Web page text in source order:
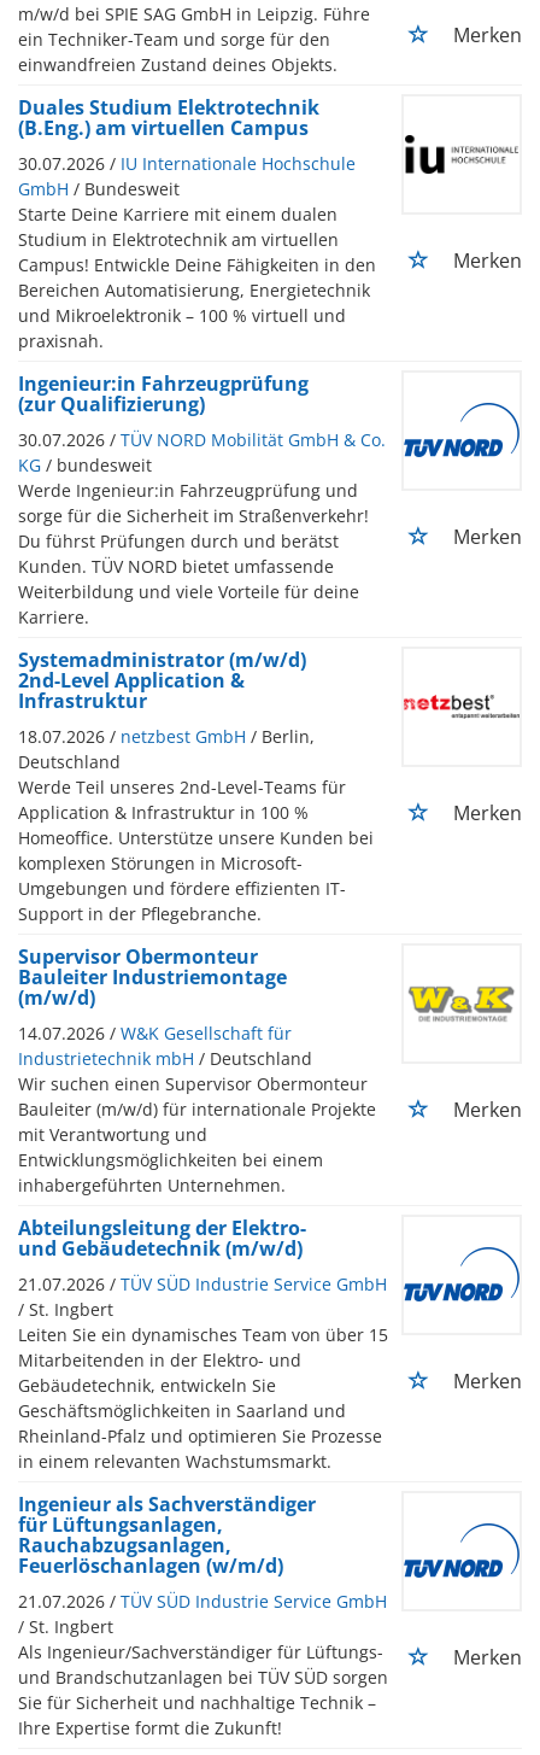
m/w/d bei SPIE SAG GmbH in Leipzig. Führe
ein Techniker-Team und sorge für den
einwandfreien Zustand deines Objekts.
Merken
Duales Studium Elektrotechnik
(B.Eng.) am virtuellen Campus
30.07.2026 / IU Internationale Hochschule
GmbH / Bundesweit
Starte Deine Karriere mit einem dualen
Studium in Elektrotechnik am virtuellen
Campus! Entwickle Deine Fähigkeiten in den
Bereichen Automatisierung, Energietechnik
und Mikroelektronik – 100 % virtuell und
praxisnah.
Merken
Ingenieur:in Fahrzeugprüfung
(zur Qualifizierung)
30.07.2026 / TÜV NORD Mobilität GmbH & Co.
KG / bundesweit
Werde Ingenieur:in Fahrzeugprüfung und
sorge für die Sicherheit im Straßenverkehr!
Du führst Prüfungen durch und berätst
Kunden. TÜV NORD bietet umfassende
Weiterbildung und viele Vorteile für deine
Karriere.
Merken
Systemadministrator (m/w/d)
2nd-Level Application &
Infrastruktur
18.07.2026 / netzbest GmbH / Berlin,
Deutschland
Werde Teil unseres 2nd-Level-Teams für
Application & Infrastruktur in 100 %
Homeoffice. Unterstütze unsere Kunden bei
komplexen Störungen in Microsoft-
Umgebungen und fördere effizienten IT-
Support in der Pflegebranche.
Merken
Supervisor Obermonteur
Bauleiter Industriemontage
(m/w/d)
14.07.2026 / W&K Gesellschaft für
Industrietechnik mbH / Deutschland
Wir suchen einen Supervisor Obermonteur
Bauleiter (m/w/d) für internationale Projekte
mit Verantwortung und
Entwicklungsmöglichkeiten bei einem
inhabergeführten Unternehmen.
Merken
Abteilungsleitung der Elektro-
und Gebäudetechnik (m/w/d)
21.07.2026 / TÜV SÜD Industrie Service GmbH
/ St. Ingbert
Leiten Sie ein dynamisches Team von über 15
Mitarbeitenden in der Elektro- und
Gebäudetechnik, entwickeln Sie
Geschäftsmöglichkeiten in Saarland und
Rheinland-Pfalz und optimieren Sie Prozesse
in einem relevanten Wachstumsmarkt.
Merken
Ingenieur als Sachverständiger
für Lüftungsanlagen,
Rauchabzugsanlagen,
Feuerlöschanlagen (w/m/d)
21.07.2026 / TÜV SÜD Industrie Service GmbH
/ St. Ingbert
Als Ingenieur/Sachverständiger für Lüftungs-
und Brandschutzanlagen bei TÜV SÜD sorgen
Sie für Sicherheit und nachhaltige Technik –
Ihre Expertise formt die Zukunft!
Merken